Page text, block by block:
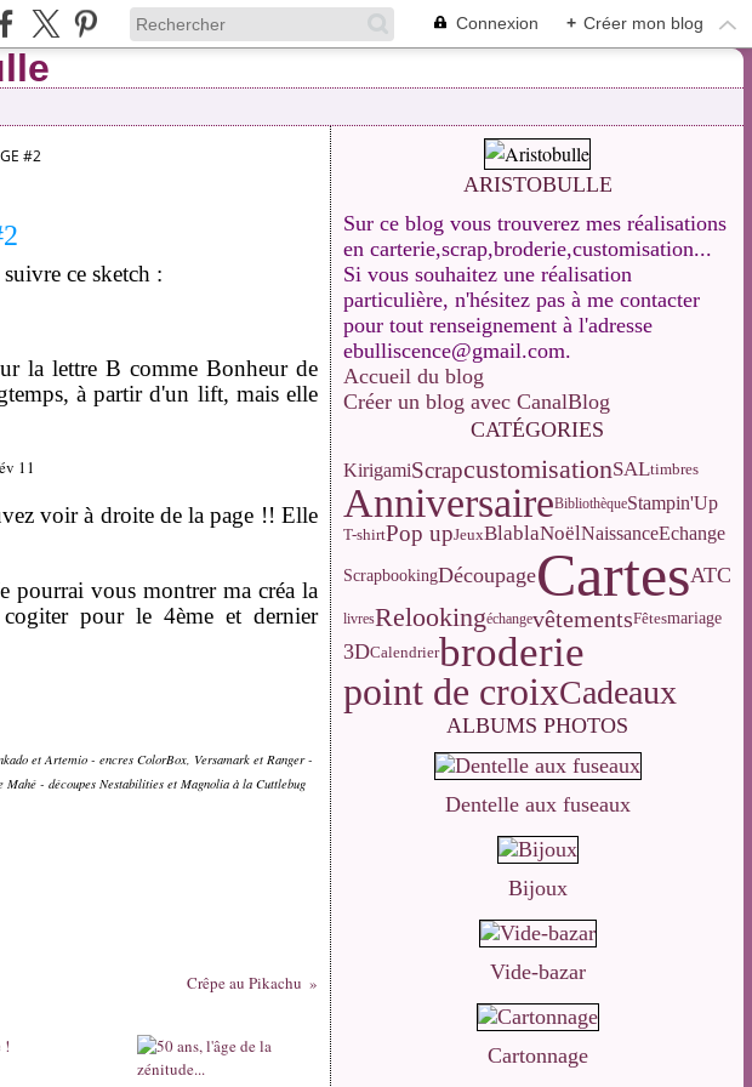
Connexion + Créer mon blog
#2
ce sketch :
la lettre B comme Bonheur de
à partir d'un lift, mais elle
voir à droite de la page !! Elle
pourrai vous montrer ma créa la
pour le 4ème et dernier
et Artemio - encres ColorBox, Versamark et Ranger -
- découpes Nestabilities et Magnolia à la Cuttlebug
Crêpe au Pikachu
ARISTOBULLE
Sur ce blog vous trouverez mes réalisations
en carterie,scrap,broderie,customisation...
Si vous souhaitez une réalisation
particulière, n'hésitez pas à me contacter
pour tout renseignement à l'adresse
ebulliscence@gmail.com.
Accueil du blog
Créer un blog avec CanalBlog
CATÉGORIES
KirigamiScrapcustomisationSALtimbres
AnniversaireBibliothèqueStampin'Up
T-shirtPop upJeuxBlablaNoëlNaissanceEchange
ScrapbookingDécoupageCartesATC
livresRelookingéchangevêtementsFêtesmariage
3DCalendrierbroderie
point de croixCadeaux
ALBUMS PHOTOS
Dentelle aux fuseaux
Bijoux
Vide-bazar
Cartonnage